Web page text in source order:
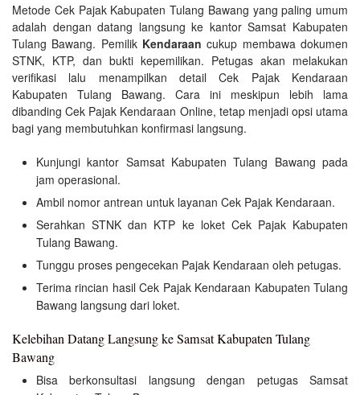
Metode Cek Pajak Kabupaten Tulang Bawang yang paling umum
adalah dengan datang langsung ke kantor Samsat Kabupaten
Tulang Bawang. Pemilik Kendaraan cukup membawa dokumen
STNK, KTP, dan bukti kepemilikan. Petugas akan melakukan
verifikasi lalu menampilkan detail Cek Pajak Kendaraan
Kabupaten Tulang Bawang. Cara ini meskipun lebih lama
dibanding Cek Pajak Kendaraan Online, tetap menjadi opsi utama
bagi yang membutuhkan konfirmasi langsung.
Kunjungi kantor Samsat Kabupaten Tulang Bawang pada
jam operasional.
Ambil nomor antrean untuk layanan Cek Pajak Kendaraan.
Serahkan STNK dan KTP ke loket Cek Pajak Kabupaten
Tulang Bawang.
Tunggu proses pengecekan Pajak Kendaraan oleh petugas.
Terima rincian hasil Cek Pajak Kendaraan Kabupaten Tulang
Bawang langsung dari loket.
Kelebihan Datang Langsung ke Samsat Kabupaten Tulang
Bawang
Bisa berkonsultasi langsung dengan petugas Samsat